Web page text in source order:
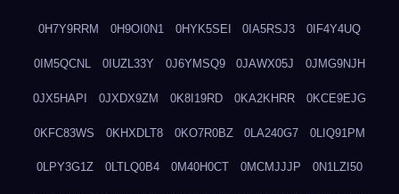
0H7Y9RRM 0H9OI0N1 0HYK5SEI 0IA5RSJ3 0IF4Y4UQ
0IM5QCNL 0IUZL33Y 0J6YMSQ9 0JAWX05J 0JMG9NJH
0JX5HAPI 0JXDX9ZM 0K8I19RD 0KA2KHRR 0KCE9EJG
0KFC83WS 0KHXDLT8 0KO7R0BZ 0LA240G7 0LIQ91PM
0LPY3G1Z 0LTLQ0B4 0M40H0CT 0MCMJJJP 0N1LZI50